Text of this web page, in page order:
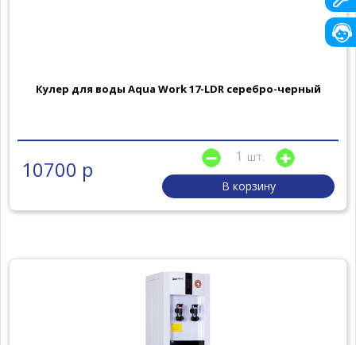
Кулер для воды Aqua Work 17-LDR серебро-черный
10700 р
шт.
В корзину